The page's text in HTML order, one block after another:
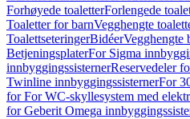
Forhøyede toaletterForlengede
Toaletter for barnVegghengte
ToalettseteringerBidéerVegghengte
BetjeningsplaterFor Sigma
innbyggingssisternerReservedeler
Twinline innbyggingssisternerFor
for For WC-skyllesystem med
for Geberit Omega